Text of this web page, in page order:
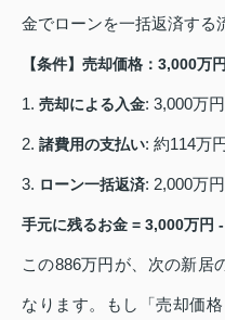
金でローンを一括返済する
【条件】売却価格：3,000万
1. 売却による入金: 3,000万円
2. 諸費用の支払い: 約114万
3. ローン一括返済: 2,000万円
手元に残るお金 = 3,000万円
この886万円が、次の新居
なります。もし「売却価